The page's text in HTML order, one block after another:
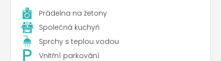
Prádelna na žetony
Společná kuchyň
Sprchy s teplou vodou
Vnitřní parkování